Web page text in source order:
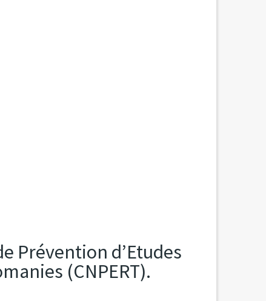
Prévention d’Etudes
(CNPERT).